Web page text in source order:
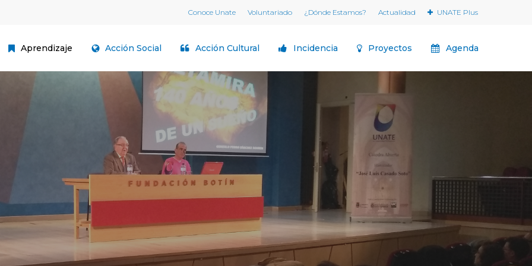
Conoce Unate Voluntariado ¿Dónde Estamos? Actualidad UNATE Plus
Aprendizaje Acción Social Acción Cultural Incidencia Proyectos Agenda